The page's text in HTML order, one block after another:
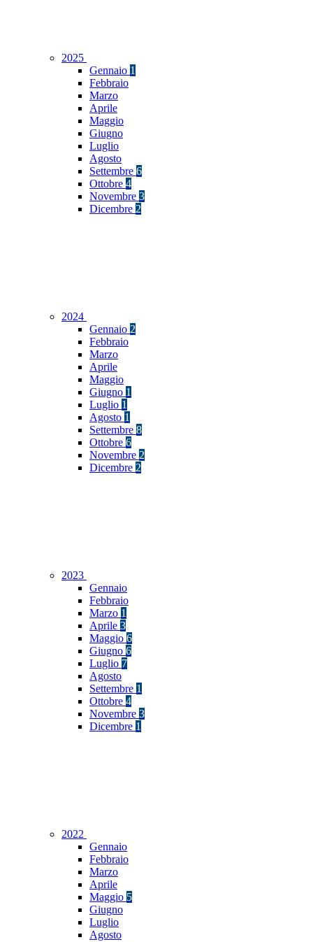
2025
Gennaio 1
Febbraio
Marzo
Aprile
Maggio
Giugno
Luglio
Agosto
Settembre 6
Ottobre 4
Novembre 3
Dicembre 2
2024
Gennaio 2
Febbraio
Marzo
Aprile
Maggio
Giugno 1
Luglio 1
Agosto 1
Settembre 8
Ottobre 6
Novembre 2
Dicembre 2
2023
Gennaio
Febbraio
Marzo 1
Aprile 3
Maggio 6
Giugno 6
Luglio 7
Agosto
Settembre 1
Ottobre 4
Novembre 3
Dicembre 1
2022
Gennaio
Febbraio
Marzo
Aprile
Maggio 5
Giugno
Luglio
Agosto